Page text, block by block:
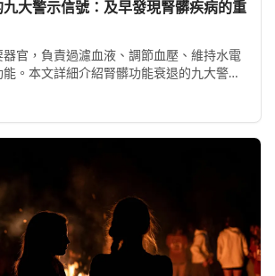
大警示信號：及早發現腎髒疾病的重
器官，負責過濾血液、調節血壓、維持水電
。本文詳細介紹腎髒功能衰退的九大警示